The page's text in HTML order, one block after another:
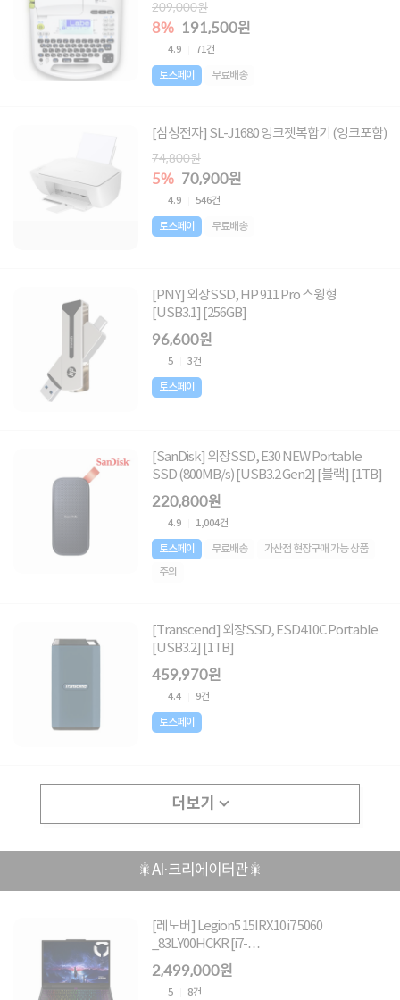
209,000원
8% 191,500원
4.9 71건
토스페이 무료배송
[삼성전자] SL-J1680 잉크젯복합기 (잉크포함)
74,800원
5% 70,900원
4.9 546건
토스페이 무료배송
[PNY] 외장SSD, HP 911 Pro 스윙형
[USB3.1] [256GB]
96,600원
5 3건
토스페이
[SanDisk] 외장SSD, E30 NEW Portable
SSD (800MB/s) [USB3.2 Gen2] [블랙] [1TB]
220,800원
4.9 1,004건
토스페이 무료배송
가산점 현장구매 가능 상품
주의
[Transcend] 외장SSD, ESD410C Portable
[USB3.2] [1TB]
459,970원
4.4 9건
토스페이
더보기
🎇AI·크리에이터관🎇
[레노버] Legion5 15IRX10 i7 5060
_83LY00HCKR [i7-
14700HX/16GB/1TB/RTX-5060/FD] [기본제
품]
2,499,000원
5 8건